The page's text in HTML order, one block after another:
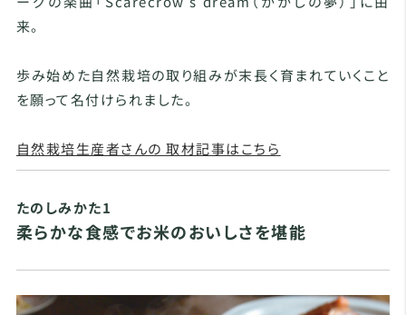
来。
歩み始めた自然栽培の取り組みが末長く育まれていくこと
を願って名付けられました。
自然栽培生産者さんの 取材記事はこちら
たのしみかた1
柔らかな食感でお米のおいしさを堪能